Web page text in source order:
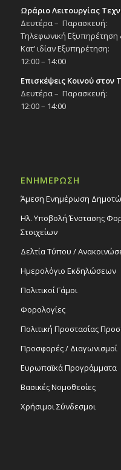
Ωράριο Λειτουργίας
Δευτέρα – Παρασκευή:
Τηλεφωνική Εξυπηρέτηση
Κατ’ ιδίαν Εξυπηρέτηση:
12:00 – 14:00
Επισκέψεις Κοινού στον
Δευτέρα – Παρασκευή:
12:00 – 14:00
ΕΝΗΜΕΡΩΣΗ
Άμεση Ενημέρωση
Ηλ. Υποβολή Ένστασης
Στοιχείων
Δελτία Τύπου /
Ημερολόγιο Εκδηλώσεων
Πολιτικοί Γάμοι
Φορολογίες
Πολιτική Προστασίας
Προσφορές / Διαγωνισμοί
Ευρωπαϊκά Προγράμματα
Βασικές Νομοθεσίες
Χρήσιμοι Σύνδεσμοι